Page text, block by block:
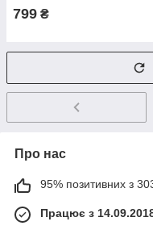
799 ₴
Про нас
95% позитивних з 303
Працює з